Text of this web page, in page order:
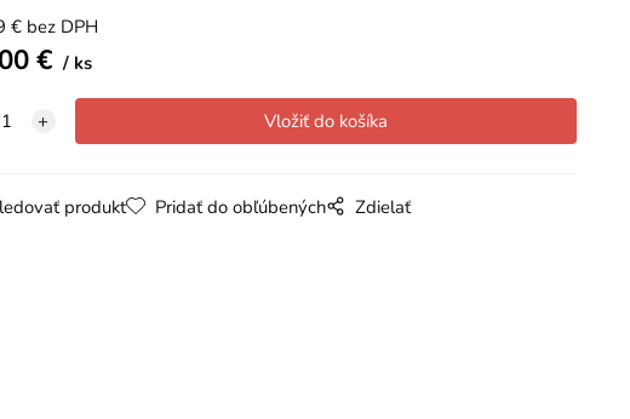
€ bez DPH
€ ks
produkt Pridať do obľúbených Zdielať